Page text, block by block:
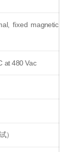
fixed magnetic
at 480 Vac
）